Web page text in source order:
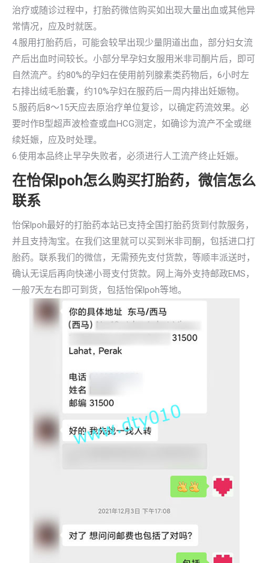
治疗或随诊过程中，打胎药微信购买如出现大量出血或其他异
常情况，应及时就医。
4.服用打胎药后，可能会较早出现少量阴道出血，部分妇女流
产后出血时间较长。小部分早孕妇女服用米非司酮片后，即可
自然流产。约80%的孕妇在使用前列腺素类药物后，6小时左
右排出绒毛胎囊，约10%孕妇在服药后一周内排出妊娠物。
5.服药后8～15天应去原治疗单位复诊，以确定药流效果。必
要时作B型超声波检查或血HCG测定，如确诊为流产不全或继
续妊娠，应及时处理。
6.使用本品终止早孕失败者，必须进行人工流产终止妊娠。
在怡保lpoh怎么购买打胎药，微信怎么
联系
怡保lpoh最好的打胎药本站已支持全国打胎药货到付款服务，
并且支持淘宝。在我们这里就可以买到米非司酮，包括进口打
胎药。联系我们的微信，无需预先支付货款，等顺丰派送时，
确认无误后再向快递小哥支付货款。网上海外支持邮政EMS，
一般7天左右即可到货，包括怡保lpoh等地。